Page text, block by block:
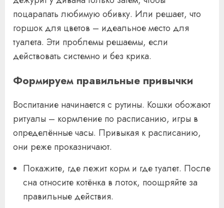
поцарапать любимую обивку. Или решает, что
горшок для цветов – идеальное место для
туалета. Эти проблемы решаемы, если
действовать системно и без крика.
Формируем правильные привычки
Воспитание начинается с рутины. Кошки обожают
ритуалы – кормление по расписанию, игры в
определённые часы. Привыкая к расписанию,
они реже проказничают.
Покажите, где лежит корм и где туалет. После
сна относите котёнка в лоток, поощряйте за
правильные действия.